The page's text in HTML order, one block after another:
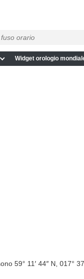
Widget orologio
59° 11′ 44″ N, 017°